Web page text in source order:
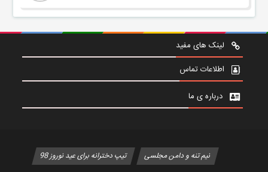
لینک های مفید
اطلاعات تماس
درباره ی ما
نیم تنه و دامن مجلسی تیپ دخترانه برای عید نوروز 98